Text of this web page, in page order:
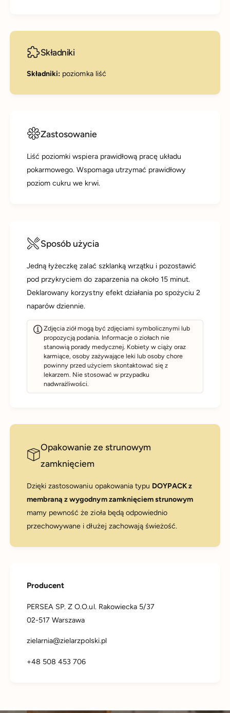
Składniki
Składniki: poziomka liść
Zastosowanie
Liść poziomki wspiera prawidłową pracę układu
pokarmowego. Wspomaga utrzymać prawidłowy
poziom cukru we krwi.
Sposób użycia
Jedną łyżeczkę zalać szklanką wrzątku i pozostawić
pod przykryciem do zaparzenia na około 15 minut.
Deklarowany korzystny efekt działania po spożyciu 2
naparów dziennie.
Zdjęcia ziół mogą być zdjęciami symbolicznymi lub
propozycją podania. Informacje o ziołach nie
stanowią porady medycznej. Kobiety w ciąży oraz
karmiące, osoby zażywające leki lub osoby chore
powinny przed użyciem skontaktować się z
lekarzem. Nie stosować w przypadku
nadwrażliwości.
Opakowanie ze strunowym
zamknięciem
Dzięki zastosowaniu opakowania typu DOYPACK z
membraną z wygodnym zamknięciem strunowym
mamy pewność że zioła będą odpowiednio
przechowywane i dłużej zachowają świeżość.
Producent
PERSEA SP. Z O.O.ul. Rakowiecka 5/37
02-517 Warszawa
zielarnia@zielarzpolski.pl
+48 508 453 706